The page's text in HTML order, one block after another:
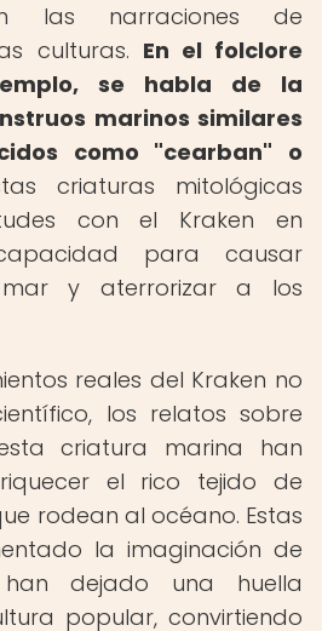
las narraciones de
culturas. En el folclore
se habla de la
marinos similares
como "cearban" o
criaturas mitológicas
con el Kraken en
para causar
y aterrorizar a los
reales del Kraken no
los relatos sobre
criatura marina han
el rico tejido de
rodean al océano. Estas
la imaginación de
dejado una huella
popular, convirtiendo